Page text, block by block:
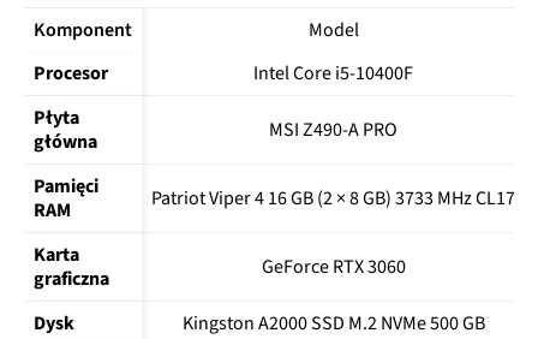
Komponent
Model
Procesor
Intel Core i5-10400F
Płyta
główna
MSI Z490-A PRO
Pamięci
RAM
Patriot Viper 4 16 GB (2 × 8 GB) 3733 MHz CL17
Karta
graficzna
GeForce RTX 3060
Dysk
Kingston A2000 SSD M.2 NVMe 500 GB